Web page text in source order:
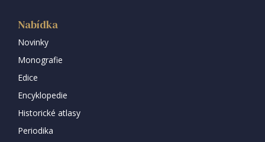
Nabídka
Novinky
Monografie
Edice
Encyklopedie
Historické atlasy
Periodika